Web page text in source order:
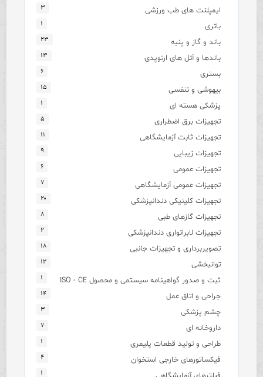
ایمپلنت های طب ورزشی ۳
باتری ۱
باند و گاز و پنبه ۲۳
باندها و آتل های ارتوپدی ۱۳
بستری ۶
بیهوشی و تنفسی ۱۵
پزشکی هسته ای ۱
تجهیزات برق اضطراری ۵
تجهیزات ثابت آزمایشگاهی ۱۱
تجهیزات زیبایی ۹
تجهیزات عمومی ۶
تجهیزات عمومی آزمایشگاهی ۷
تجهیزات کلینیکی دندانپزشکی ۲۰
تجهیزات گازهای طبی ۸
تجهیزات لابراتواری دندانپزشکی ۲
تصویربرداری و تجهیزات جانبی ۱۸
توانبخشی ۱۲
ثبت و صدور گواهینامه سیستمی و محصول ISO - CE ۱
جراحی و اتاق عمل ۱۴
چشم پزشکی ۳
داروخانه ای ۷
طراحی و تولید قطعات پلیمری ۱
فیکساتورهای خارجی استخوان ۴
۱